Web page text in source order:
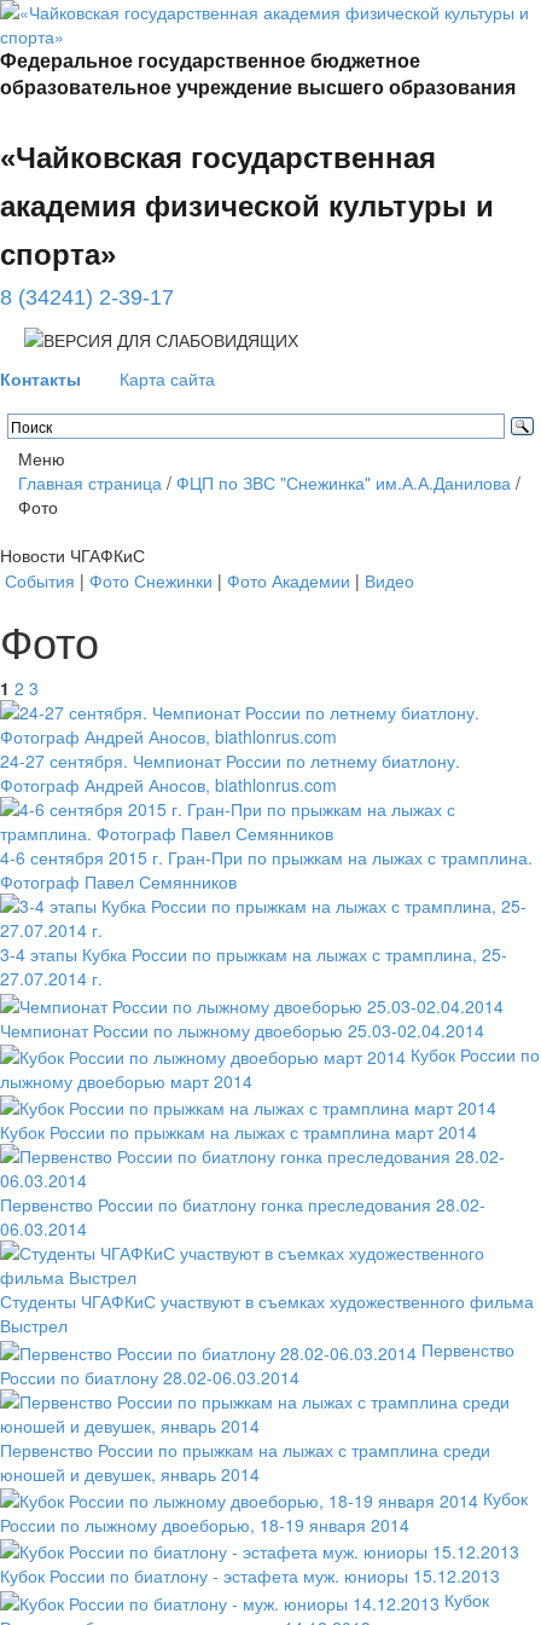
Федеральное государственное бюджетное
образовательное учреждение высшего образования
«Чайковская государственная
академия физической культуры и
спорта»
8 (34241) 2-39-17
Контакты Карта сайта
Меню
Главная страница / ФЦП по ЗВС "Снежинка" им.А.А.Данилова /
Фото
Новости ЧГАФКиС
События | Фото Снежинки | Фото Академии | Видео
Фото
1 2 3
24-27 сентября. Чемпионат России по летнему биатлону.
Фотограф Андрей Аносов, biathlonrus.com
4-6 сентября 2015 г. Гран-При по прыжкам на лыжах с трамплина.
Фотограф Павел Семянников
3-4 этапы Кубка России по прыжкам на лыжах с трамплина, 25-
27.07.2014 г.
Чемпионат России по лыжному двоеборью 25.03-02.04.2014
Кубок России по
лыжному двоеборью март 2014
Кубок России по прыжкам на лыжах с трамплина март 2014
Первенство России по биатлону гонка преследования 28.02-
06.03.2014
Студенты ЧГАФКиС участвуют в съемках художественного фильма
Выстрел
Первенство
России по биатлону 28.02-06.03.2014
Первенство России по прыжкам на лыжах с трамплина среди
юношей и девушек, январь 2014
Кубок
России по лыжному двоеборью, 18-19 января 2014
Кубок России по биатлону - эстафета муж. юниоры 15.12.2013
Кубок